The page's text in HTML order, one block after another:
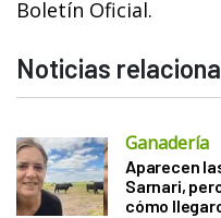
Boletín Oficial.
Noticias
Ganadería
Aparecen
Sarnari,
cómo